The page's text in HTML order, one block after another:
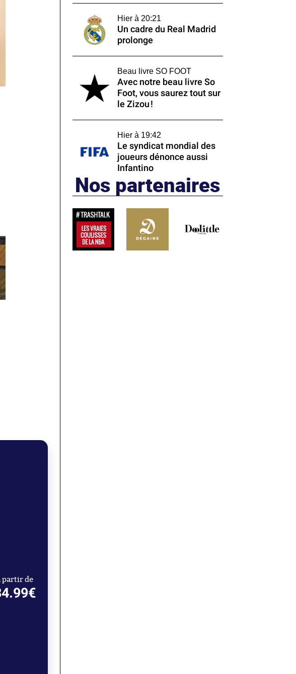
partir de
Hier à 20:21
Un cadre du Real Madrid
prolonge
Beau livre SO FOOT
Avec notre beau livre So
Foot, vous saurez tout sur
le Zizou !
Hier à 19:42
Le syndicat mondial des
joueurs dénonce aussi
Infantino
Nos partenaires